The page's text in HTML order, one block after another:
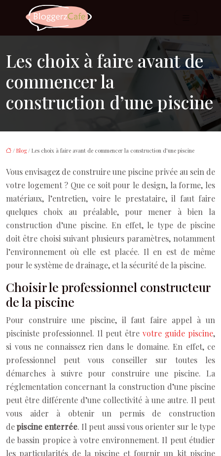
Les choix à faire avant de
commencer la
construction d’une piscine
/ Blog/ Les choix à faire avant de commencer la construction d’une piscine
Vous envisagez de construire une piscine privée au sein de
votre logement ? Que ce soit pour le design, la forme, les
matériaux, l’entretien, voire le prestataire, il faut faire
quelques choix au préalable, pour mener à bien la
construction d’une piscine. En effet, le type de piscine
doit être choisi suivant plusieurs paramètres, notamment
l’environnement où elle est placée. Il en est de même
pour le système de drainage, et la sécurité de la piscine.
Choisir le professionnel constructeur
de la piscine
Pour construire une piscine, il faut faire appel à un
pisciniste professionnel. Il peut être votre guide piscine,
si vous ne connaissez rien dans le domaine. En effet, ce
professionnel peut vous conseiller sur toutes les
démarches à suivre pour construire une piscine. La
réglementation concernant la construction d’une piscine
peut être différente d’une collectivité à une autre. Il peut
vous aider à obtenir un permis de construction
depiscine enterrée. Il peut aussi vous orienter sur le type
de bassin propice à votre environnement. Il peut étudier
les particularités de la piscine et fournir un kit piscine